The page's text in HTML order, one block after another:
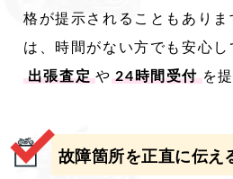
格が提示されることもあり
は、時間がない方でも安心
出張査定 や 24時間受付 を
故障箇所を正直に伝え